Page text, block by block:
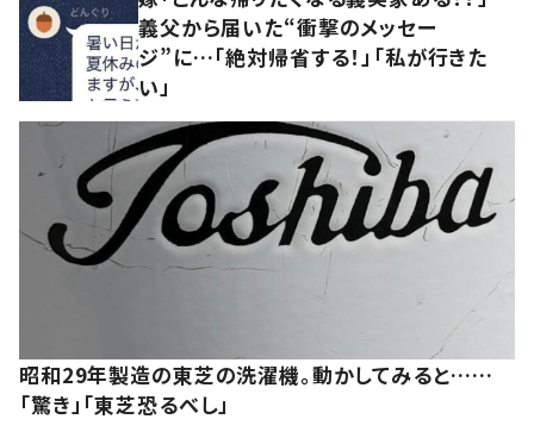
義父から届いた“衝撃のメッセー
ジ”に…「絶対帰省する！」「私が行きた
い」
昭和29年製造の東芝の洗濯機。動かしてみると……
「驚き」「東芝恐るべし」